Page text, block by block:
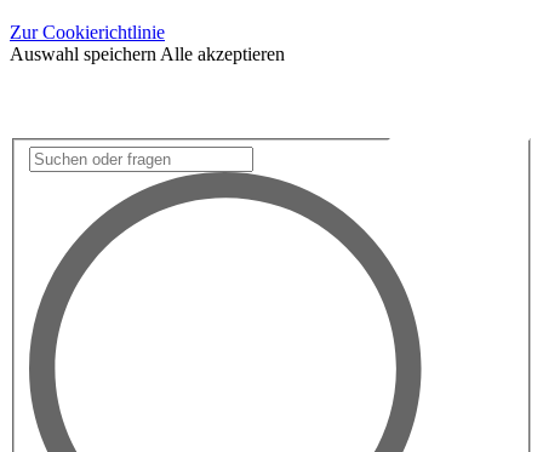
Zur Cookierichtlinie
Auswahl speichern Alle akzeptieren